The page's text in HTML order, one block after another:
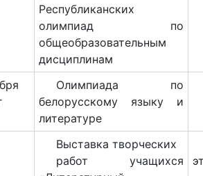
Республиканских
олимпиад по
общеобразовательным
дисциплинам
Олимпиада по
белорусскому языку и
литературе
Выставка творческих
работ учащихся